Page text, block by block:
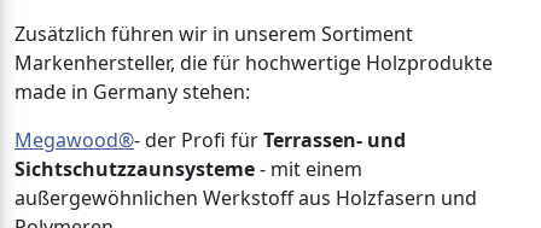
Zusätzlich führen wir in unserem Sortiment
Markenhersteller, die für hochwertige Holzprodukte
made in Germany stehen:
Megawood®- der Profi fürTerrassen- und
Sichtschutzzaunsysteme- mit einem
außergewöhnlichen Werkstoff aus Holzfasern und